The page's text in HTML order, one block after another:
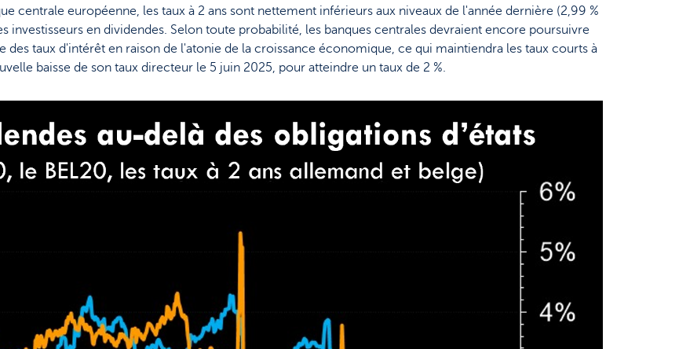
centrale européenne, les taux à 2 ans sont nettement inférieurs aux niveaux de l'année dernière (2,99 %
investisseurs en dividendes. Selon toute probabilité, les banques centrales devraient encore poursuivre
taux d'intérêt en raison de l'atonie de la croissance économique, ce qui maintiendra les taux courts à
baisse de son taux directeur le 5 juin 2025, pour atteindre un taux de 2 %.